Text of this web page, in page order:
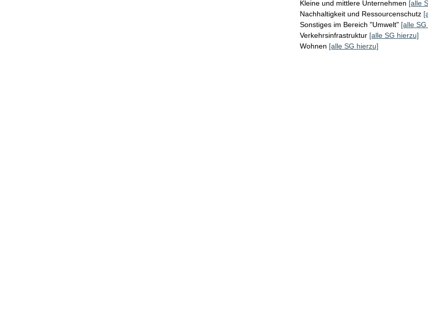
Kleine und mittlere Unternehmen [alle
Nachhaltigkeit und Ressourcenschutz
Sonstiges im Bereich "Umwelt" [alle
Verkehrsinfrastruktur [alle SG hierzu]
Wohnen [alle SG hierzu]